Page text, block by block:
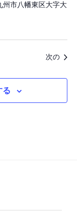
州市八幡東区大字大
次のイベ
る